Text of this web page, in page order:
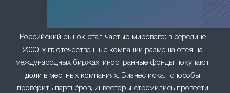
Российский рынок стал частью мирового: в середине
2000-х гг. отечественные компании размещаются на
международных биржах, иностранные фонды покупают
доли в местных компаниях. Бизнес искал способы
проверить партнёров, инвесторы стремились провести